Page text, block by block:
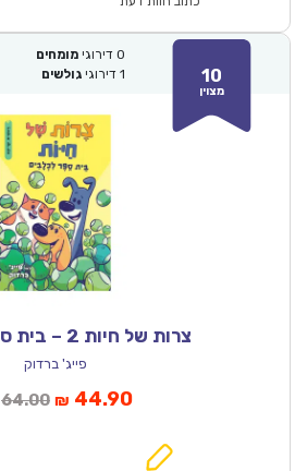
10
מצוין
0 דירוגי מומחים
1 דירוגי גולשים
צרות של חיות 2 – בית ספר לכלבים
פייג' ברדוק
64.00המחיר
₪ 44.90המחיר
הוא: